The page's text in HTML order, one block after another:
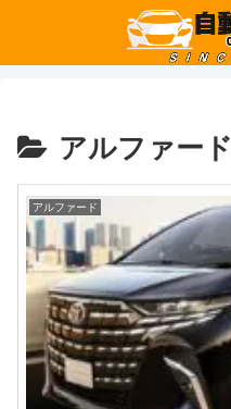
アルファード
アルファード